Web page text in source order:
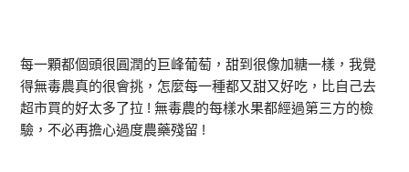
每一顆都個頭很圓潤的巨峰葡萄，甜到很像加糖一樣，我覺
得無毒農真的很會挑，怎麼每一種都又甜又好吃，比自己去
超市買的好太多了拉 ! 無毒農的每樣水果都經過第三方的檢
驗，不必再擔心過度農藥殘留 !